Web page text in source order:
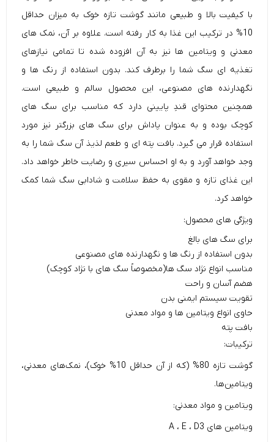
با کیفیت بالا و طبیعی مانند گوشت تازه خوک به میزان حداقل
10% در ترکیب این غذا به کار رفته است. علاوه بر آن، نمک های
معدنی و ویتامین ها نیز به آن افزوده شده تا تمامی نیازهای
تغذیه ای سگ شما را برطرف کند. بدون استفاده از رنگ ها و
نگهدارنده های مصنوعی، این محصول سالم و طبیعی است.
همچنین محتوای قندِ پایینی دارد که مناسب برای سگ های
کوچک بوده و به عنوان پاداش برای سگ های بزرگتر نیز مورد
استفاده قرار می گیرد. بافت پته ای و طعم لذیذ آن سگ شما را به
وجد خواهد آورد و به او احساس سیری و رضایت خاطر خواهد داد.
این غذای تازه و مقوی به حفظ سلامت و شادابی سگ شما کمک
خواهد کرد.
ویژگی های محصول:
برای سگ های بالغ
بدون استفاده از رنگ ها و نگهدارنده های مصنوعی
مناسب انواع نژاد سگ ها(مخصوصاً سگ های با نژاد کوچک)
هضم آسان و راحت
تقویت سیستم ایمنی بدن
حاوی انواع ویتامین ها و مواد معدنی
بافت پته
ترکیبات:
گوشت تازه 80% (که از آن حداقل 10% خوک)، نمک‌های معدنی،
ویتامین‌ها.
ویتامین و مواد معدنی:
ویتامین های A ، E ، D3